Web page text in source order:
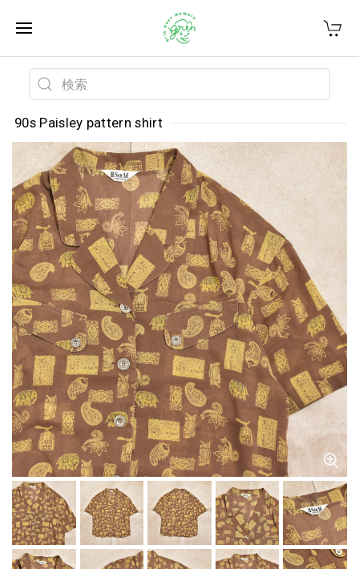
90s Paisley pattern shirt